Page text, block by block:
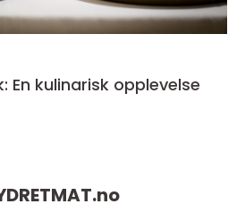
En kulinarisk opplevelse
no